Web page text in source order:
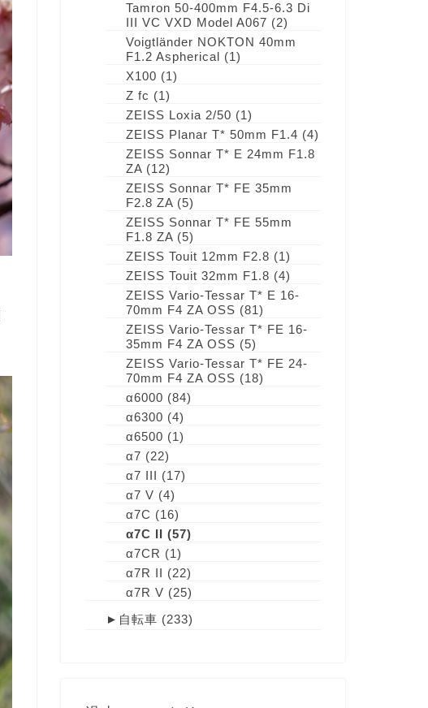
Tamron 50-400mm F4.5-6.3 Di
III VC VXD Model A067 (2)
Voigtländer NOKTON 40mm
F1.2 Aspherical (1)
X100 (1)
Z fc (1)
ZEISS Loxia 2/50 (1)
ZEISS Planar T* 50mm F1.4 (4)
ZEISS Sonnar T* E 24mm F1.8
ZA(12)
ZEISS Sonnar T* FE 35mm
F2.8 ZA(5)
ZEISS Sonnar T* FE 55mm
F1.8 ZA(5)
ZEISS Touit 12mm F2.8 (1)
ZEISS Touit 32mm F1.8 (4)
ZEISS Vario-Tessar T* E 16-
70mm F4 ZA OSS (81)
ZEISS Vario-Tessar T* FE 16-
35mm F4 ZA OSS (5)
ZEISS Vario-Tessar T* FE 24-
70mm F4 ZA OSS (18)
α6000 (84)
α6300 (4)
α6500 (1)
α7 (22)
α7 III (17)
α7 V (4)
α7C (16)
α7C II (57)
α7CR (1)
α7R II (22)
α7R V (25)
► 自転車 (233)